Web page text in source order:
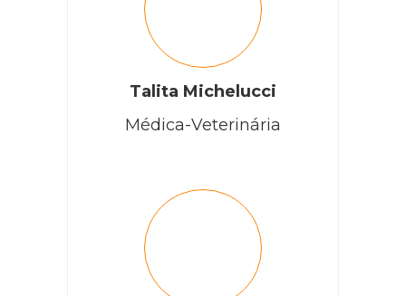
Talita Michelucci
Médica-Veterinária